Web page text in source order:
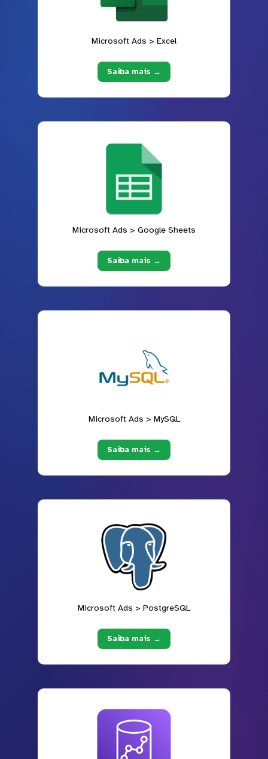
Microsoft Ads > Excel
Saiba mais →
Microsoft Ads > Google Sheets
Saiba mais →
Microsoft Ads > MySQL
Saiba mais →
Microsoft Ads > PostgreSQL
Saiba mais →